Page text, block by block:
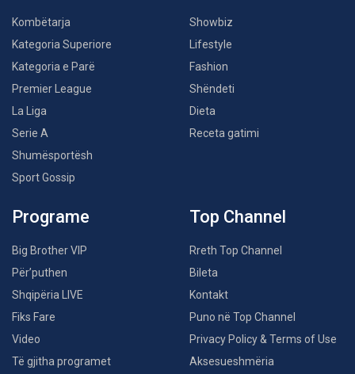
Kombëtarja
Kategoria Superiore
Kategoria e Parë
Premier League
La Liga
Serie A
Shumësportësh
Sport Gossip
Showbiz
Lifestyle
Fashion
Shëndeti
Dieta
Receta gatimi
Programe
Big Brother VIP
Për’puthen
Shqipëria LIVE
Fiks Fare
Video
Të gjitha programet
Top Channel
Rreth Top Channel
Bileta
Kontakt
Puno në Top Channel
Privacy Policy & Terms of Use
Aksesueshmëria